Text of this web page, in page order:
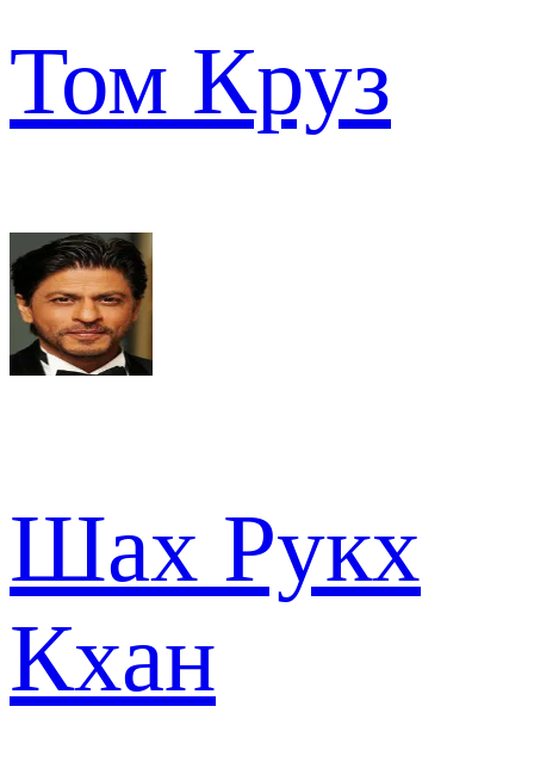
Том Круз
Шах Рукх
Кхан